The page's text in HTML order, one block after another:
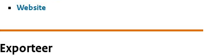
Website
Exporteer